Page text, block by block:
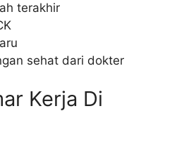
terakhir
sehat dari dokter
Kerja Di